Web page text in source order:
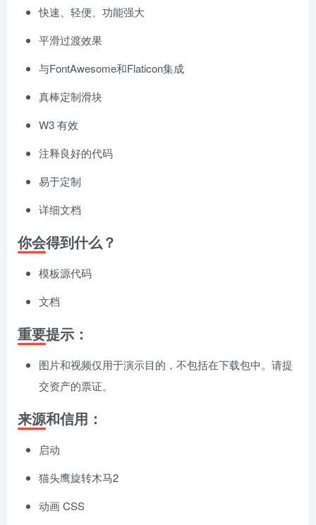
快速、轻便、功能强大
平滑过渡效果
与FontAwesome和Flaticon集成
真棒定制滑块
W3 有效
注释良好的代码
易于定制
详细文档
你会得到什么？
模板源代码
文档
重要提示：
图片和视频仅用于演示目的，不包括在下载包中。请提
交资产的票证。
来源和信用：
启动
猫头鹰旋转木马2
动画 CSS